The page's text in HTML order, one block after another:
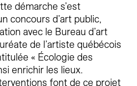
démarche s’est
concours d’art public,
avec le Bureau d’art
de l’artiste québécois
« Écologie des
enrichir les lieux.
font de ce projet